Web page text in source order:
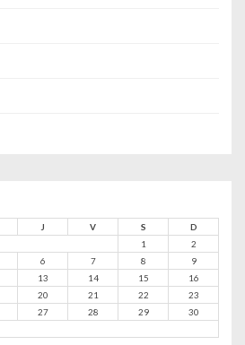
J V S
D
1
2
6 7 8
9
13 14 15
16
20 21 22
23
27 28 29
30